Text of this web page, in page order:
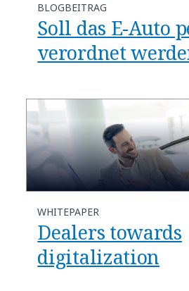
BLOGBEITRAG
Soll das E-Auto
verordnet
WHITEPAPER
Dealers towards
digitalization